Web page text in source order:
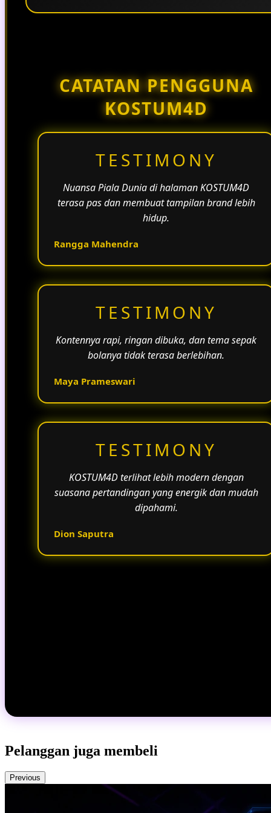
CATATAN PENGGUNA
KOSTUM4D
TESTIMONY
Nuansa Piala Dunia di halaman KOSTUM4D
terasa pas dan membuat tampilan brand lebih
hidup.
Rangga Mahendra
TESTIMONY
Kontennya rapi, ringan dibuka, dan tema sepak
bolanya tidak terasa berlebihan.
Maya Prameswari
TESTIMONY
KOSTUM4D terlihat lebih modern dengan
suasana pertandingan yang energik dan mudah
dipahami.
Dion Saputra
Pelanggan juga membeli
Previous